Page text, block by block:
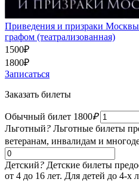
Приведения и призраки
графом (театрализованная)
1500₽
1800₽
Записаться
Заказать билеты
Обычный билет 1800₽
Льготный? Льготные билеты
ветеранам, инвалидам и
Детский? Детские билеты
от 4 до 16 лет. Для детей до 4-х